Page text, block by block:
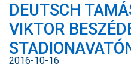
JEGYÉRTÉKESÍTÉS
EGYESÜLET
DEUTSCH
VIKTOR
2016-10-16